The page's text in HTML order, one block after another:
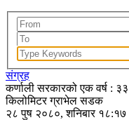
संग्रह
कर्णाली सरकारको एक वर्ष :
किलोमिटर ग्राभेल सडक
२८ पुष २०८०, शनिबार १८:१७